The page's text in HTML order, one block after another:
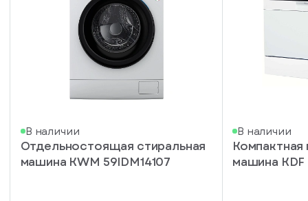
В наличии
Отдельностоящая стиральная
машина KWM 59IDM14107
В наличии
машина